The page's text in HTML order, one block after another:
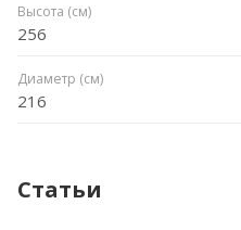
Высота (см)
256
Диаметр (см)
216
Статьи